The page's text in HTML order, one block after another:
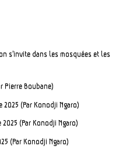
s’invite dans les mosquées et les
Pierre Boubane)
2025 (Par Konodji Ngaro)
2025 (Par Konodji Ngaro)
(Par Konodji Ngaro)